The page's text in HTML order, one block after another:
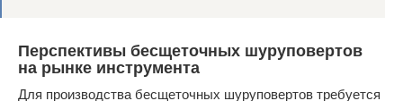
Перспективы бесщеточных шуруповертов
на рынке инструмента
Для производства бесщеточных шуруповертов требуется